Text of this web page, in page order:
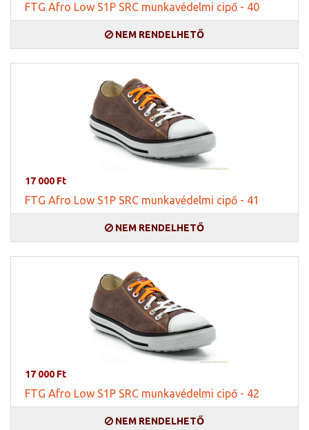
FTG Afro Low S1P SRC munkavédelmi cipő - 40
NEM RENDELHETŐ
17 000 Ft
FTG Afro Low S1P SRC munkavédelmi cipő - 41
NEM RENDELHETŐ
17 000 Ft
FTG Afro Low S1P SRC munkavédelmi cipő - 42
NEM RENDELHETŐ